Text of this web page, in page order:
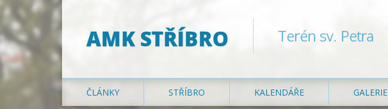
AMK STŘÍBRO Terén sv. Petra
ČLÁNKY STŘÍBRO KALENDÁŘE GALERIE